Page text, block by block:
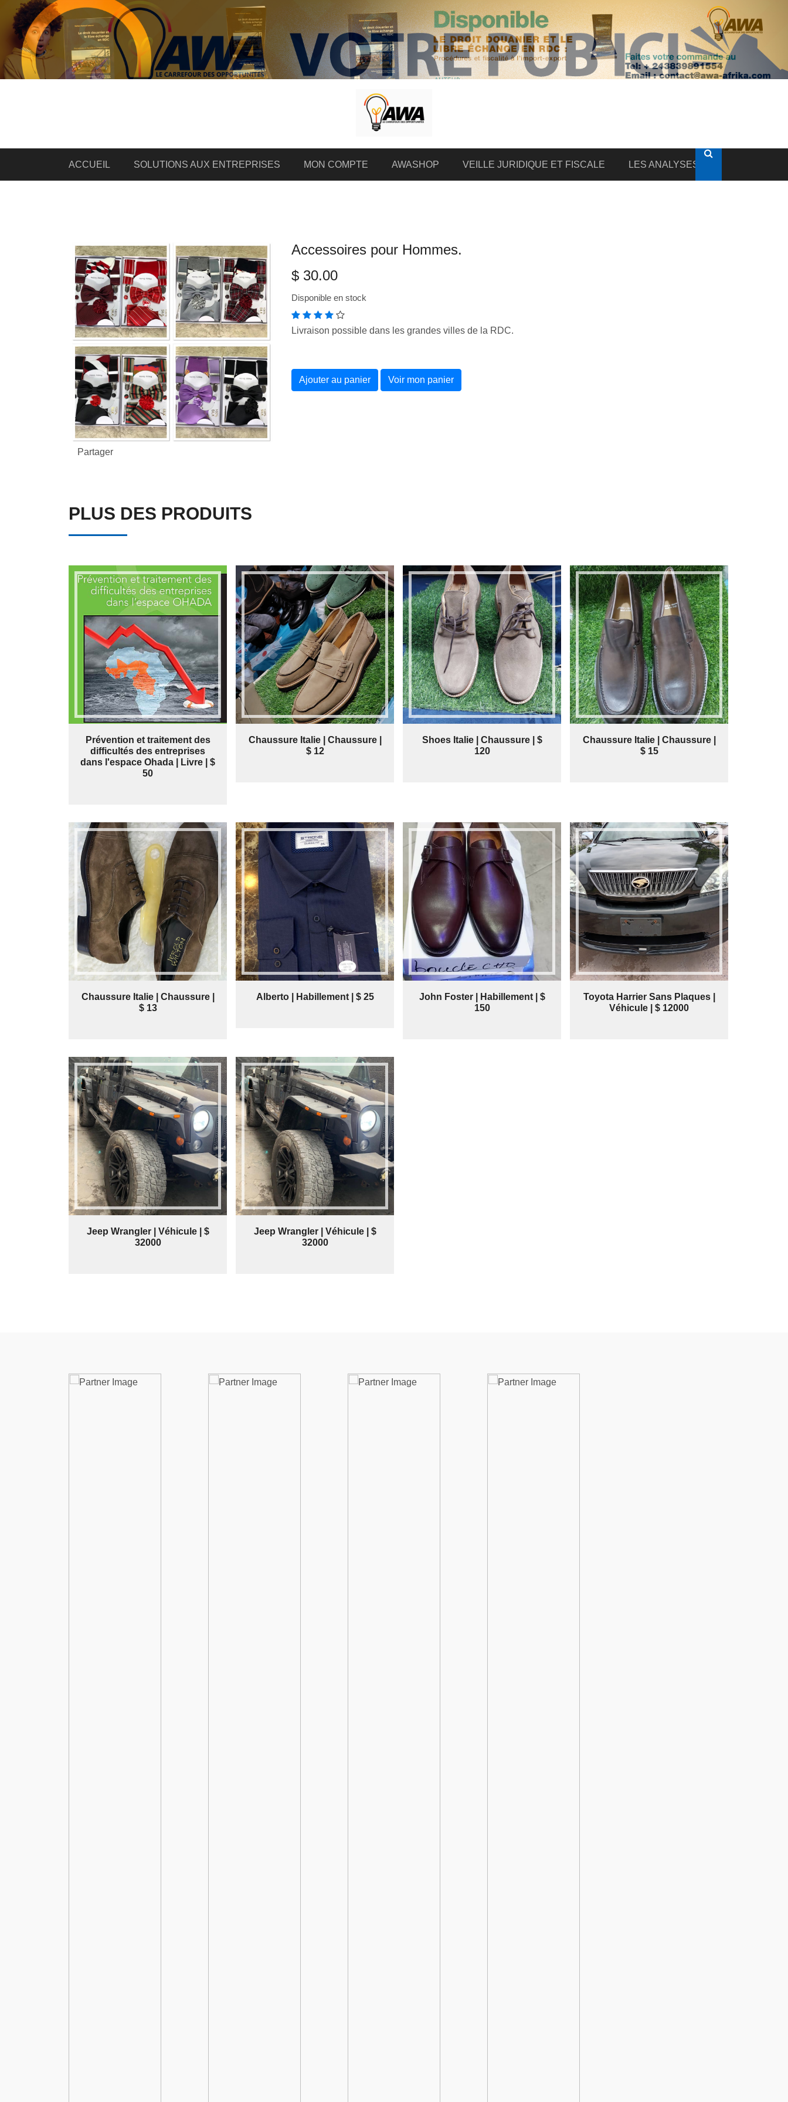
ACCUEIL SOLUTIONS AUX ENTREPRISES MON COMPTE AWASHOP VEILLE JURIDIQUE ET FISCALE LES ANALYSES
Accessoires pour Hommes.
$ 30.00
Disponible en stock
Livraison possible dans les grandes villes de la RDC.
Ajouter au panier Voir mon panier
Partager
PLUS DES PRODUITS
Prévention et traitement des
difficultés des entreprises
dans l'espace Ohada | Livre | $
50
Chaussure Italie | Chaussure |
$ 12
Shoes Italie | Chaussure | $
120
Chaussure Italie | Chaussure |
$ 15
Chaussure Italie | Chaussure |
$ 13
Alberto | Habillement | $ 25
John Foster | Habillement | $
150
Toyota Harrier Sans Plaques |
Véhicule | $ 12000
Jeep Wrangler | Véhicule | $
32000
Jeep Wrangler | Véhicule | $
32000